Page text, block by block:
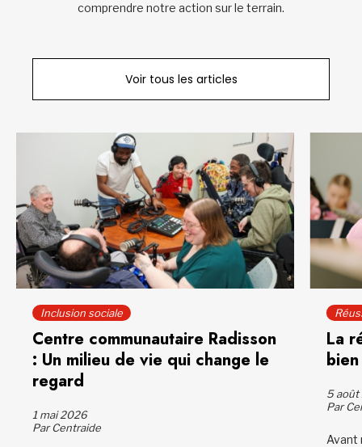
comprendre notre action sur le terrain.
Voir tous les articles
Inclusion sociale
Centre communautaire Radisson
: Un milieu de vie qui change le
regard
1 mai 2026
Par Centraide
La
5 août
Par
Avant